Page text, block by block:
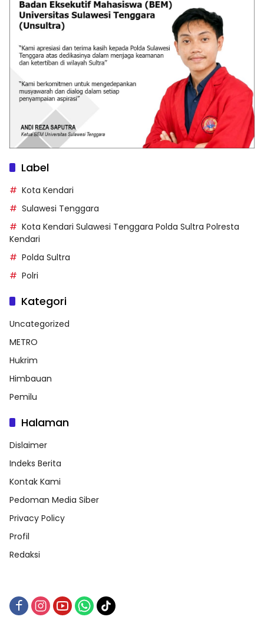
Label
Kota Kendari
Sulawesi Tenggara
Kota Kendari Sulawesi Tenggara Polda Sultra Polresta
Kendari
Polda Sultra
Polri
Kategori
Uncategorized
METRO
Hukrim
Himbauan
Pemilu
Halaman
Dislaimer
Indeks Berita
Kontak Kami
Pedoman Media Siber
Privacy Policy
Profil
Redaksi